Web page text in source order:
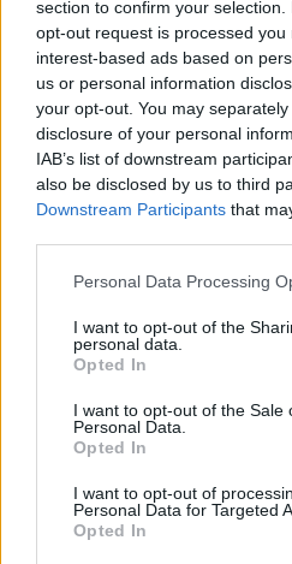
section to confirm your
opt-out request is processed you
interest-based ads based on
us or personal information
your opt-out. You may
disclosure of your personal
IAB’s list of downstream
also be disclosed by us to third
Downstream Participants that
Personal Data Processing
I want to opt-out of the
personal data.
Opted In
I want to opt-out of the Sale
Personal Data.
Opted In
I want to opt-out of
Personal Data for Targeted
Opted In
székely
Nőileg
Sándor
menjünk!
A rovat